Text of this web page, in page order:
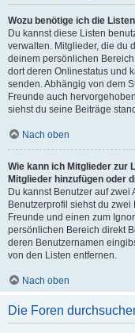
Wozu benötige ich die
Du kannst diese Listen
verwalten. Mitglieder, die du
deinem persönlichen
dort deren Onlinestatus und
senden. Abhängig von dem
Freunde auch
siehst du seine Beiträge
Nach oben
Wie kann ich Mitglieder zur
Mitglieder hinzufügen oder
Du kannst Benutzer auf zwei
Benutzerprofil siehst du
Freunde und einen zum
persönlichen Bereich direkt
deren Benutzernamen
von den Listen entfernen.
Nach oben
Die Foren